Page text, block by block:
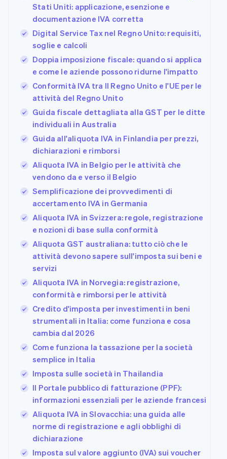
Stati Uniti: applicazione, esenzione e
documentazione IVA corretta
Digital Service Tax nel Regno Unito: requisiti,
soglie e calcoli
Doppia imposizione fiscale: quando si applica
e come le aziende possono ridurne l'impatto
Conformità IVA tra Il Regno Unito e l'UE per le
attività del Regno Unito
Guida fiscale dettagliata alla GST per le ditte
individuali in Australia
Guida all'aliquota IVA in Finlandia per prezzi,
dichiarazioni e rimborsi
Aliquota IVA in Belgio per le attività che
vendono da e verso il Belgio
Semplificazione dei provvedimenti di
accertamento IVA in Germania
Aliquota IVA in Svizzera: regole, registrazione
e nozioni di base sulla conformità
Aliquota GST australiana: tutto ciò che le
attività devono sapere sull'imposta sui beni e
servizi
Aliquota IVA in Norvegia: registrazione,
conformità e rimborsi per le attività
Credito d'imposta per investimenti in beni
strumentali in Italia: come funziona e cosa
cambia dal 2026
Come funziona la tassazione per la società
semplice in Italia
Imposta sulle società in Thailandia
Il Portale pubblico di fatturazione (PPF):
informazioni essenziali per le aziende francesi
Aliquota IVA in Slovacchia: una guida alle
norme di registrazione e agli obblighi di
dichiarazione
Imposta sul valore aggiunto (IVA) sui voucher